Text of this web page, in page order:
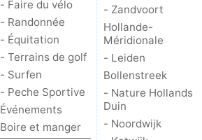
- Faire du vélo
- Randonnée
- Équitation
- Terrains de golf
- Surfen
- Peche Sportive
Événements
Boire et manger
- Zandvoort
Hollande-
Méridionale
- Leiden
Bollenstreek
- Nature Hollands
Duin
- Noordwijk